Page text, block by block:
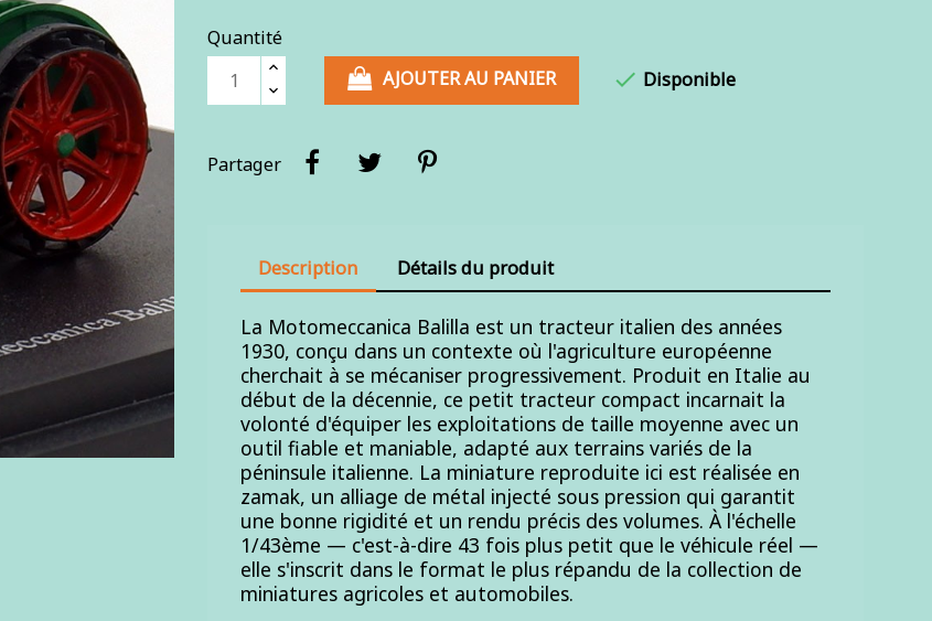
Quantité
AJOUTER AU PANIER
 Disponible
Partager
Description Détails du produit
La Motomeccanica Balilla est un tracteur italien des années
1930, conçu dans un contexte où l'agriculture européenne
cherchait à se mécaniser progressivement. Produit en Italie au
début de la décennie, ce petit tracteur compact incarnait la
volonté d'équiper les exploitations de taille moyenne avec un
outil fiable et maniable, adapté aux terrains variés de la
péninsule italienne. La miniature reproduite ici est réalisée en
zamak, un alliage de métal injecté sous pression qui garantit
une bonne rigidité et un rendu précis des volumes. À l'échelle
1/43ème — c'est-à-dire 43 fois plus petit que le véhicule réel —
elle s'inscrit dans le format le plus répandu de la collection de
miniatures agricoles et automobiles.